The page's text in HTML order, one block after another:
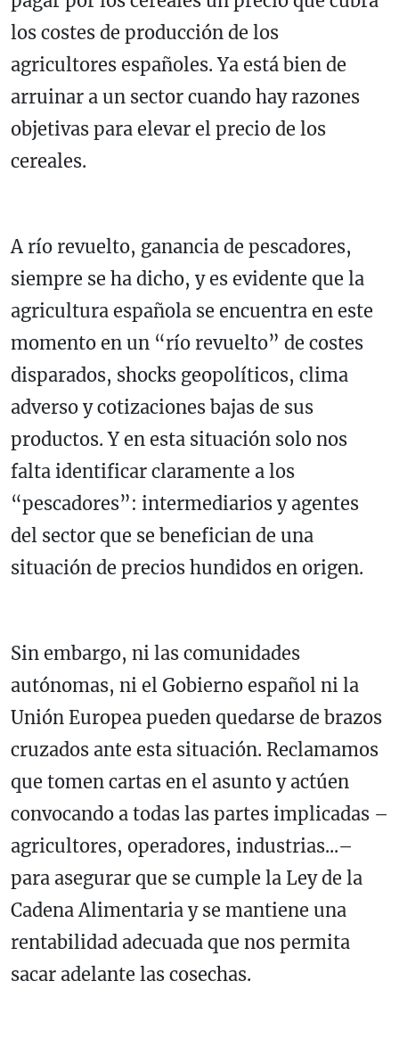
los costes de producción de los
agricultores españoles. Ya está bien de
arruinar a un sector cuando hay razones
objetivas para elevar el precio de los
cereales.
A río revuelto, ganancia de pescadores,
siempre se ha dicho, y es evidente que la
agricultura española se encuentra en este
momento en un “río revuelto” de costes
disparados, shocks geopolíticos, clima
adverso y cotizaciones bajas de sus
productos. Y en esta situación solo nos
falta identificar claramente a los
“pescadores”: intermediarios y agentes
del sector que se benefician de una
situación de precios hundidos en origen.
Sin embargo, ni las comunidades
autónomas, ni el Gobierno español ni la
Unión Europea pueden quedarse de brazos
cruzados ante esta situación. Reclamamos
que tomen cartas en el asunto y actúen
convocando a todas las partes implicadas –
agricultores, operadores, industrias...–
para asegurar que se cumple la Ley de la
Cadena Alimentaria y se mantiene una
rentabilidad adecuada que nos permita
sacar adelante las cosechas.